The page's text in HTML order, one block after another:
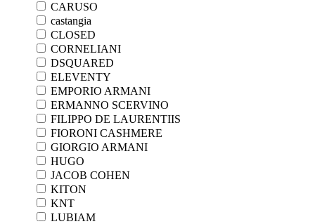
CARUSO
castangia
CLOSED
CORNELIANI
DSQUARED
ELEVENTY
EMPORIO ARMANI
ERMANNO SCERVINO
FILIPPO DE LAURENTIIS
FIORONI CASHMERE
GIORGIO ARMANI
HUGO
JACOB COHEN
KITON
KNT
LUBIAM